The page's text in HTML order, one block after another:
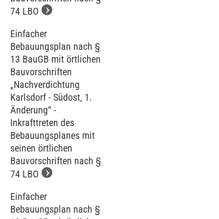
74 LBO
Einfacher
Bebauungsplan nach §
13 BauGB mit örtlichen
Bauvorschriften
„Nachverdichtung
Karlsdorf - Südost, 1.
Änderung“ -
Inkrafttreten des
Bebauungsplanes mit
seinen örtlichen
Bauvorschriften nach §
74 LBO
Einfacher
Bebauungsplan nach §